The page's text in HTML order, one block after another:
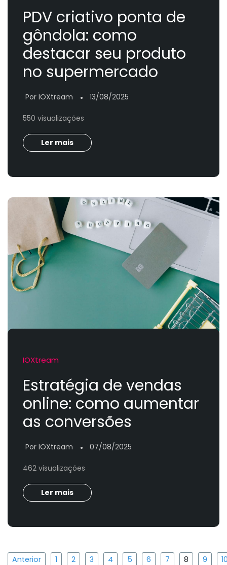
PDV criativo ponta de
gôndola: como
destacar seu produto
no supermercado
Por IOXtream ● 13/08/2025
550 visualizações
Ler mais
IOXtream
Estratégia de vendas
online: como aumentar
as conversões
Por IOXtream ● 07/08/2025
462 visualizações
Ler mais
Anterior 1 2 3 4 5 6 7 8 9